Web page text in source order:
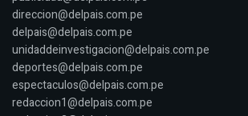
direccion@delpais.com.pe
delpais@delpais.com.pe
unidaddeinvestigacion@delpais.com.pe
deportes@delpais.com.pe
espectaculos@delpais.com.pe
redaccion1@delpais.com.pe